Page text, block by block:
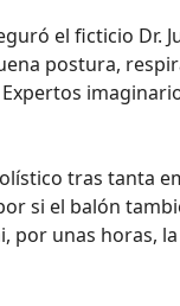
el ficticio Dr.
postura,
tras tanta
si el balón
por unas horas,